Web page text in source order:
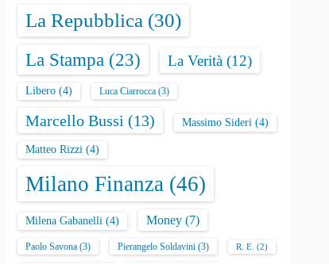
La Repubblica (30)
La Stampa (23) La Verità (12)
Libero (4) Luca Ciarrocca (3)
Marcello Bussi (13) Massimo Sideri (4)
Matteo Rizzi (4)
Milano Finanza (46)
Milena Gabanelli (4) Money (7)
Paolo Savona (3) Pierangelo Soldavini (3) R. E. (2)